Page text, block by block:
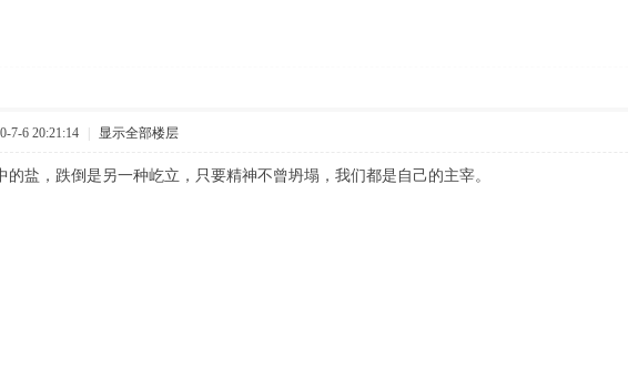
7-6 20:21:14 显示全部楼层
的盐，跌倒是另一种屹立，只要精神不曾坍塌，我们都是自己的主宰。